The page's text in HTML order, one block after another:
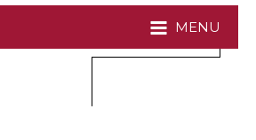
MENU